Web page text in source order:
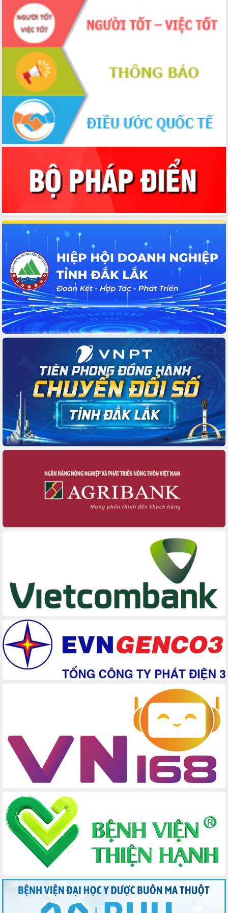
Đắk Lắk sẵn sàng các điều kiện cho Ngày hội bầu
cử đại biểu Quốc hội khóa XVI và HĐND các cấp
nhiệm kỳ 2026-2031
Đảm bảo cuộc bầu cử đại biểu Quốc hội và đại
biểu HĐND các cấp diễn ra an toàn, hiệu quả,
đúng quy định
Thủ tướng Chính phủ Phạm Minh Chính kiểm tra,
chỉ đạo hoàn thành các dự án cao tốc và thăm
khu tái định cư tại Đắk Lắk
Sôi nổi Hội đua ngựa truyền thống Gò Thì Thùng
mừng Xuân Bính Ngọ 2026
Lãnh đạo tỉnh dâng hương tưởng niệm tại Đập
Đồng Cam đầu Xuân Bính Ngọ
Ngành nông nghiệp phấn đấu tăng trưởng đạt
5,86% trong năm 2026
UBND tỉnh Đắk Lắk triển khai công tác quốc
phòng, quân sự địa phương năm 2026
Đắk Lắk tập trung toàn lực khắc phục tồn tại IUU,
Chủ tịch UBND tỉnh Tạ Anh Tuấn thăm, chúc mừng
các bệnh viện nhân Ngày Thầy thuốc Việt Nam
Rộn ràng lễ hội truyền thống Sông nước Đà Nông
lần thứ I năm 2026
Kỳ họp Chuyên đề lần thứ Năm, HĐND tỉnh Đắk
Lắk thông qua các nghị quyết quan trọng
Thống nhất danh sách giới thiệu ứng cử đại biểu
Quốc hội khoá XVI và đại biểu HĐND tỉnh Đắk
Lắk, nhiệm kỳ 2026-2031
Phát động hai phong trào thi đua quan trọng trong
kỷ nguyên mới
Hội nghị lần thứ tư Ban Chỉ đạo công tác bầu cử
Hội nghị Báo cáo viên Trung ương tháng 01/2026
Phó Thủ tướng Hồ Quốc Dũng đánh giá cao kết
quả Chiến dịch Quang Trung tại Đắk Lắk
Hội nghị Ban Chấp hành Đảng bộ tỉnh Đắk Lắk lần
thứ 2 (mở rộng)
Tập trung giải phóng mặt bằng, đẩy nhanh tiến độ
Tuyến đường bộ ven biển
Gỡ khó, khởi công xây dựng, sửa chữa toàn bộ
UBND tỉnh Đắk Lắk tổng kết công tác quốc phòng,
quân sự địa phương năm 2025
Tập trung triển khai quyết liệt, đồng bộ các giải
pháp nhằm thực hiện hiệu quả các nhiệm vụ đề ra
Phát huy vai trò của người có uy tín trong phòng
– Cà phê” trong không gian phát triển mới
Hội nghị chia sẻ kinh nghiệm, chuyển giao kỹ
thuật y tế, định hướng phát triển chuyên sâu đến
2030
Chuyển đổi số mở ra không gian phát triển trong
lĩnh vực văn hóa, du lịch
Công bố quyết định của Ban Thường vụ Tỉnh ủy về
công tác cán bộ.
Thủ tướng Phạm Minh Chính: Khẩn trương tái thiết
Bí thư Tỉnh ủy Lương Nguyễn Minh Triết dự Ngày
hội đại đoàn kết tại Buôn Đăk Tuôr, xã Cư Pui
Khởi công xây dựng Trường Phổ thông nội trú liên
cấp tiểu học và THCS xã Ia Rvê
động viên người dân chịu ảnh hưởng nặng từ bão
số 13
Chủ tịch UBND tỉnh kiểm tra công tác phòng,
chống bão số 13 tại các địa bàn xung yếu
Tập trung đẩy nhanh giải ngân nguồn vốn các
chương trình mục tiêu quốc gia
Xã Ea H'leo giữ vững và nâng cao chất lượng các
tiêu chí nông thôn mới
Công bố quyết định của Ban Thường vụ Tỉnh ủy về
công tác cán bộ